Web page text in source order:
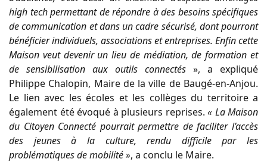
high tech permettant de répondre à des besoins spécifiques
de communication et dans un cadre sécurisé, dont pourront
bénéficier individuels, associations et entreprises. Enfin cette
Maison veut devenir un lieu de médiation, de formation et
de sensibilisation aux outils connectés », a expliqué
Philippe Chalopin, Maire de la ville de Baugé-en-Anjou.
Le lien avec les écoles et les collèges du territoire a
également été évoqué à plusieurs reprises. « La Maison
du Citoyen Connecté pourrait permettre de faciliter l’accès
des jeunes à la culture, rendu difficile par les
problématiques de mobilité », a conclu le Maire.